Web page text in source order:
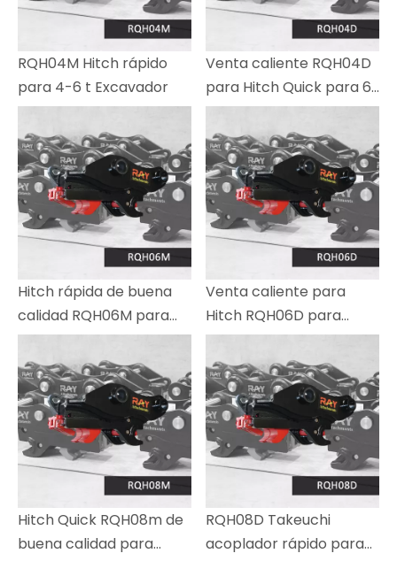
RQH04M Hitch rápido
para 4-6 t Excavador
Venta caliente RQH04D
para Hitch Quick para 6-
8 T Excavator
Hitch rápida de buena
calidad RQH06M para
10-15 T Bucket Excavator
Venta caliente para
Hitch RQH06D para
excavador de 10-15
toneladas
Hitch Quick RQH08m de
buena calidad para
RQH08D Takeuchi
acoplador rápido para